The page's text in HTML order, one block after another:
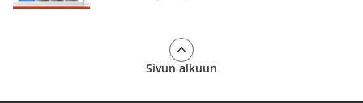
Sivun alkuun